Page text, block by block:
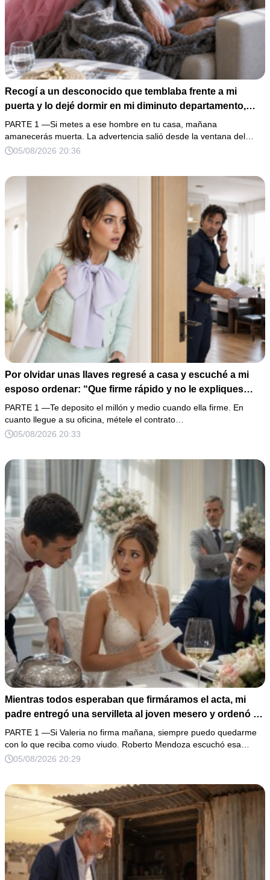
Recogí a un desconocido que temblaba frente a mi
puerta y lo dejé dormir en mi diminuto departamento,
aunque mi único familiar me advirtió: “Ese hombre no es
una víctima”. Le curé una herida profunda y me fui a
dormir. Al amanecer, él ya no estaba, pero su anillo,
pesadilla inesperada.
PARTE 1 —Si metes a ese hombre en tu casa, mañana
amanecerás muerta. La advertencia salió desde la ventana del…
05/08/2026 20:36
Por olvidar unas llaves regresé a casa y escuché a mi
esposo ordenar: “Que firme rápido y no le expliques
nada”. En lugar de enfrentarlo, llevé la grabación a mi
oficina y esperé a que su cómplice apareciera con los
documentos. El fraude por 12 millones era grave, pero el
traición en algo imposible de perdonar.
PARTE 1 —Te deposito el millón y medio cuando ella firme. En
cuanto llegue a su oficina, métele el contrato…
05/08/2026 20:33
Mientras todos esperaban que firmáramos el acta, mi
padre entregó una servilleta al joven mesero y ordenó en
voz baja: “Solo ella debe leerla”. Al abrirla, descubrí que
el hombre con quien llevaba 3 años planeaba usar mi
firma y mis propiedades. Me levanté con calma, pedí
cambió toda la boda.
PARTE 1 —Si Valeria no firma mañana, siempre puedo quedarme
con lo que reciba como viudo. Roberto Mendoza escuchó esa…
05/08/2026 20:29